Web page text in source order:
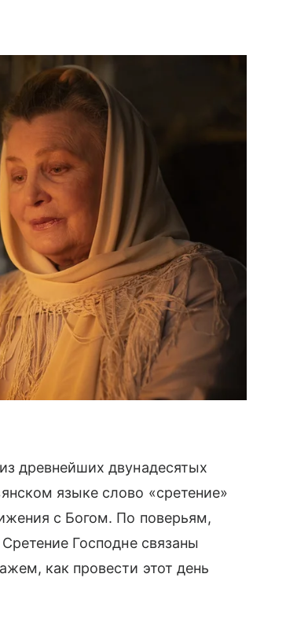
древнейших двунадесятых
языке слово «сретение»
с Богом. По поверьям,
Господне связаны
как провести этот день